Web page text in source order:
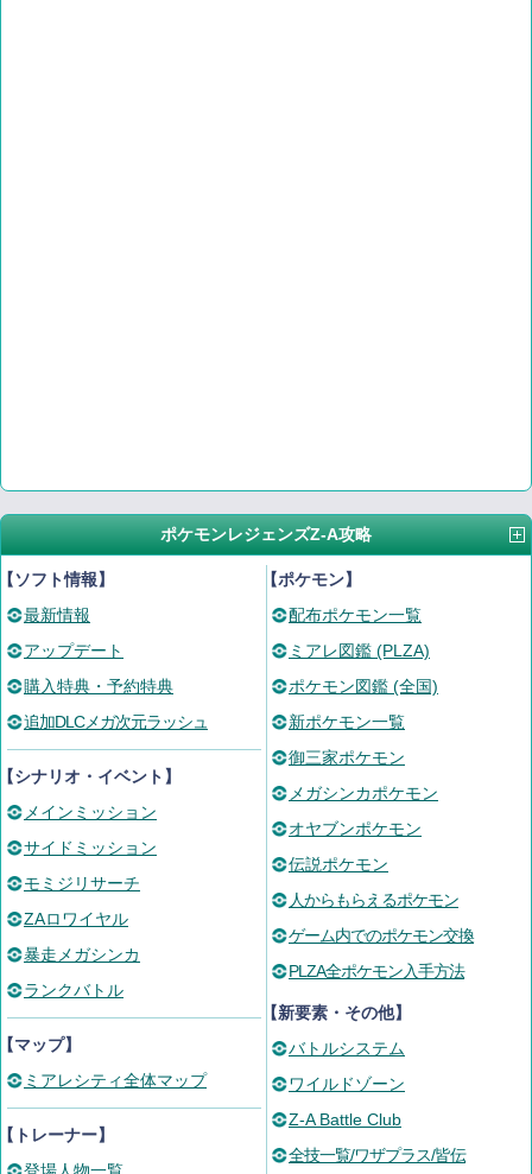
ポケモンレジェンズZ-A攻略
ソフト情報】
最新情報
アップデート
購入特典・予約特典
追加DLCメガ次元ラッシュ
シナリオ・イベント】
メインミッション
サイドミッション
モミジリサーチ
ZAロワイヤル
暴走メガシンカ
ランクバトル
マップ】
ミアレシティ全体マップ
トレーナー】
【ポケモン】
配布ポケモン一覧
ミアレ図鑑 (PLZA)
ポケモン図鑑 (全国)
新ポケモン一覧
御三家ポケモン
メガシンカポケモン
オヤブンポケモン
伝説ポケモン
人からもらえるポケモン
ゲーム内でのポケモン交換
PLZA全ポケモン入手方法
【新要素・その他】
バトルシステム
ワイルドゾーン
Z-A Battle Club
全技一覧/ワザプラス/皆伝